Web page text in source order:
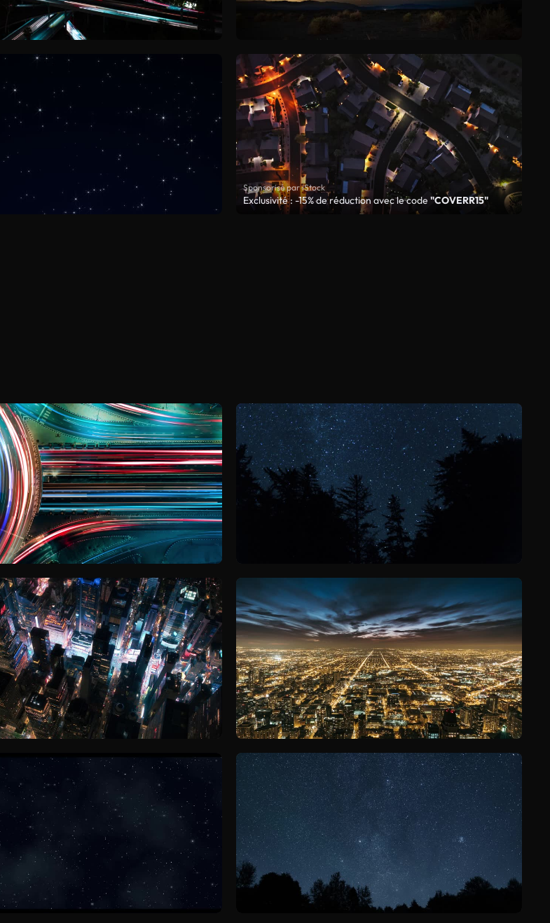
Sponsorisé par iStock
Exclusivité : -15% de réduction avec le code "COVERR15"